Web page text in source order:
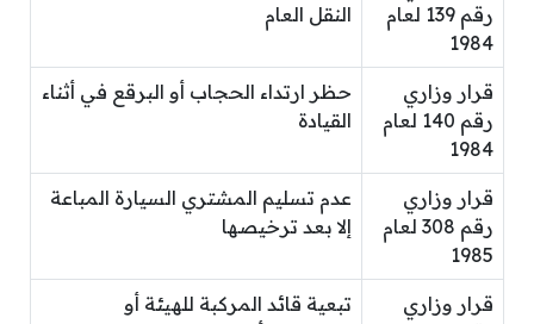
رقم 139 لعام
1984
النقل العام
قرار وزاري
رقم 140 لعام
1984
حظر ارتداء الحجاب أو البرقع في أثناء
القيادة
قرار وزاري
رقم 308 لعام
1985
عدم تسليم المشتري السيارة المباعة
إلا بعد ترخيصها
قرار وزاري
تبعية قائد المركبة للهيئة أو